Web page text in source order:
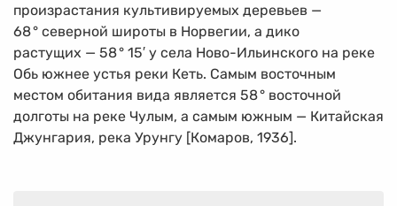
произрастания культивируемых деревьев —
68° северной широты в Норвегии, а дико
растущих — 58° 15′ у села Ново-Ильинского на реке
Обь южнее устья реки Кеть. Самым восточным
местом обитания вида является 58° восточной
долготы на реке Чулым, а самым южным — Китайская
Джунгария, река Урунгу [Комаров, 1936].